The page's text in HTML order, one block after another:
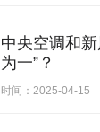
中央空调和
为一”？
时间：2025-04-15